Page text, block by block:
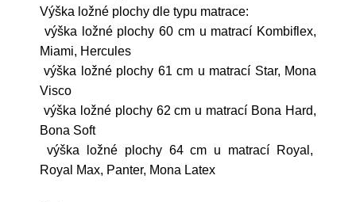
Výška ložné plochy dle typu matrace:
výška ložné plochy 60 cm u matrací Kombiflex,
Miami, Hercules
výška ložné plochy 61 cm u matrací Star, Mona
Visco
výška ložné plochy 62 cm u matrací Bona Hard,
Bona Soft
výška ložné plochy 64 cm u matrací Royal,
Royal Max, Panter, Mona Latex